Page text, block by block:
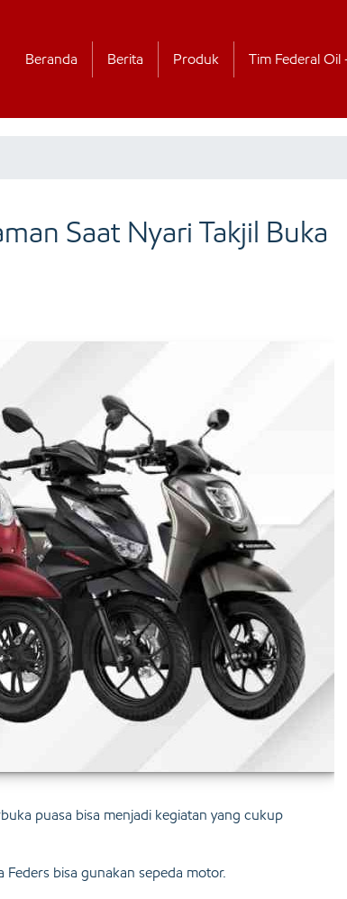
Beranda Berita Produk Tim Federal Oil
Saat Nyari Takjil Buka
puasa bisa menjadi kegiatan yang cukup
bisa gunakan sepeda motor.